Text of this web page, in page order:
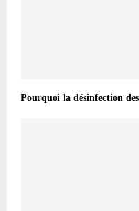
Pourquoi la désinfection